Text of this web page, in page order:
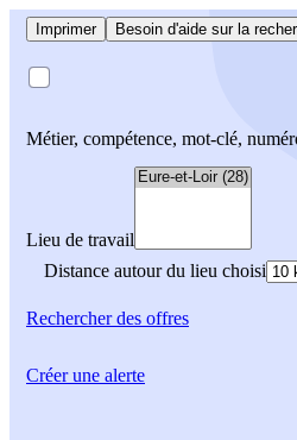
Imprimer Besoin d'aide sur la
Métier, compétence, mot-clé,
Lieu de travail
Distance autour du lieu choisi
Rechercherdes offres
Créer une alerte